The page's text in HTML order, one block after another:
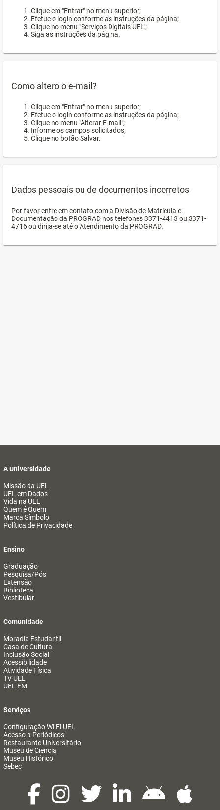
Clique em "Entrar" no menu superior;
Efetue o login conforme as instruções da página;
Clique no menu "Serviços Digitais UEL";
Siga as instruções da página.
Como altero o e-mail?
Clique em "Entrar" no menu superior;
Efetue o login conforme as instruções da página;
Clique no menu "Alterar E-mail";
Informe os campos solicitados;
Clique no botão Salvar.
Dados pessoais ou de documentos incorretos
Por favor entre em contato com a Divisão de Matrícula e
Documentação da PROGRAD nos telefones 3371-4413 ou 3371-
4716 ou dirija-se até o Atendimento da PROGRAD.
A Universidade
Missão da UEL
UEL em Dados
Vida na UEL
Quem é Quem
Marca Símbolo
Política de Privacidade
Ensino
Graduação
Pesquisa/Pós
Extensão
Biblioteca
Vestibular
Comunidade
Moradia Estudantil
Casa de Cultura
Inclusão Social
Acessibilidade
Atividade Física
TV UEL
UEL FM
Serviços
Configuração Wi-Fi UEL
Acesso a Periódicos
Restaurante Universitário
Museu de Ciência
Museu Histórico
Sebec